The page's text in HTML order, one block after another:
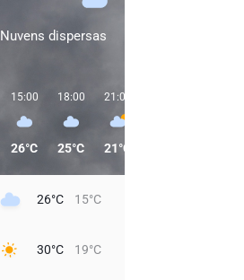
Nuvens dispersas
15:00
26°C
18:00
25°C
21:00
21°C
26°C 15°C
30°C 19°C